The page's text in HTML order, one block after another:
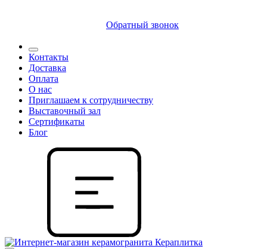
Обратный звонок
Контакты
Доставка
Оплата
О нас
Приглашаем к сотрудничеству
Выставочный зал
Сертификаты
Блог